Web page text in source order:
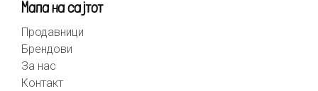
Мапа на сајтот
Продавници
Брендови
За нас
Контакт